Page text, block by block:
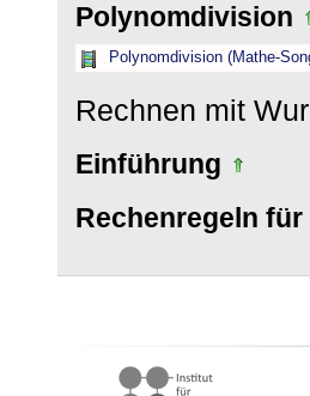
Polynomdivision
Polynomdivision (Mathe-
Rechnen mit
Einführung
Rechenregeln für